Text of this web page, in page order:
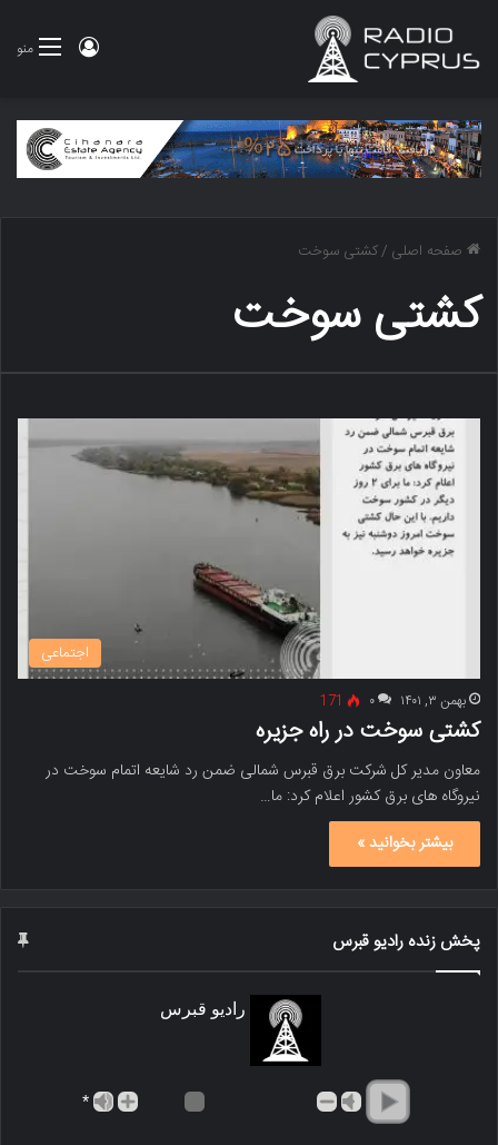
منو ورود
صفحه اصلی /کشتی سوخت
کشتی سوخت
اجتماعی
بهمن ۳, ۱۴۰۱ ۰ 171
کشتی سوخت در راه جزیره
معاون مدیر کل شرکت برق قبرس شمالی ضمن رد شایعه اتمام سوخت در
نیروگاه های برق کشور اعلام کرد: ما…
بیشتر بخوانید »
پخش زنده رادیو قبرس
رادیو قبرس
*